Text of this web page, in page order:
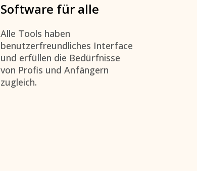
Software für alle
Alle Tools haben
benutzerfreundliches Interface
und erfüllen die Bedürfnisse
von Profis und Anfängern
zugleich.